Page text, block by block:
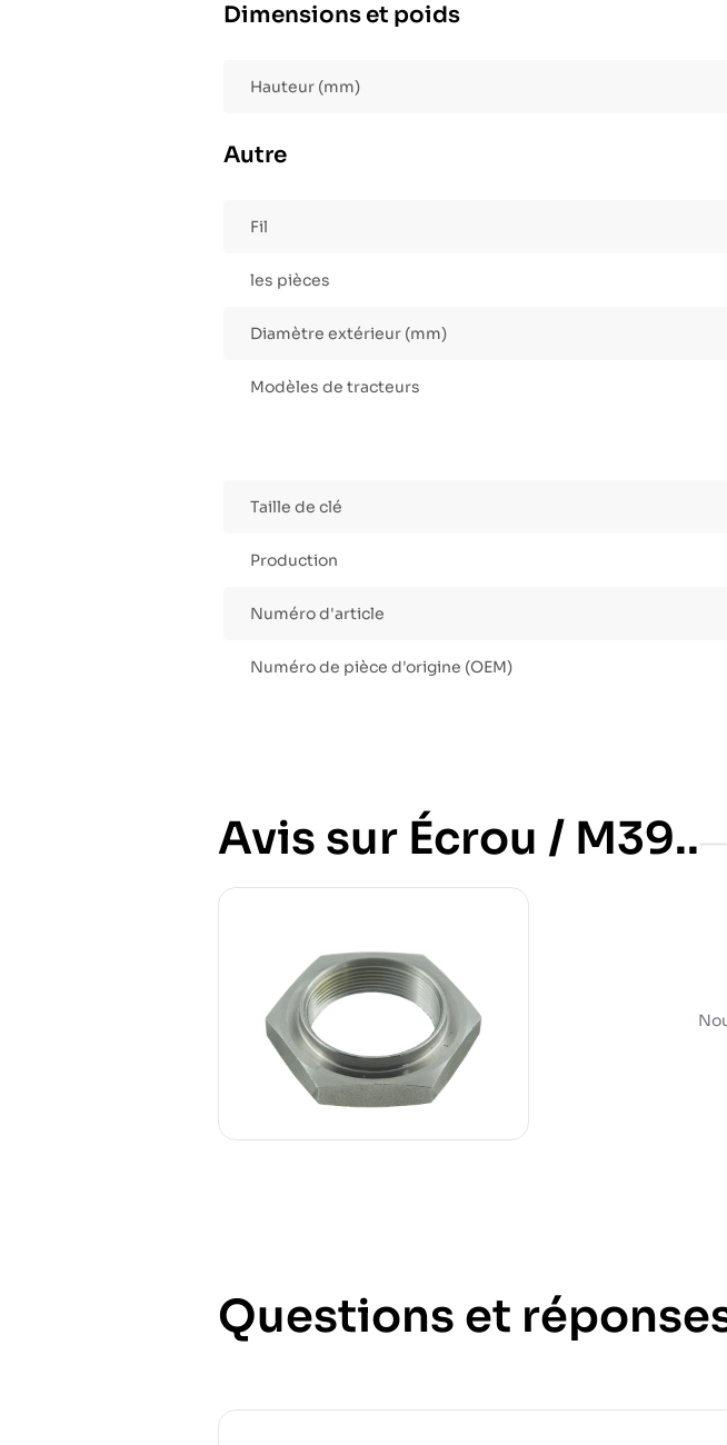
Dimensions et poids
Hauteur (mm)
Autre
Fil
les pièces
Diamètre extérieur (mm)
Modèles de tracteurs
Taille de clé
Production
Numéro d'article
Numéro de pièce d'origine (OEM)
Avis sur Écrou / M39..
Questions et